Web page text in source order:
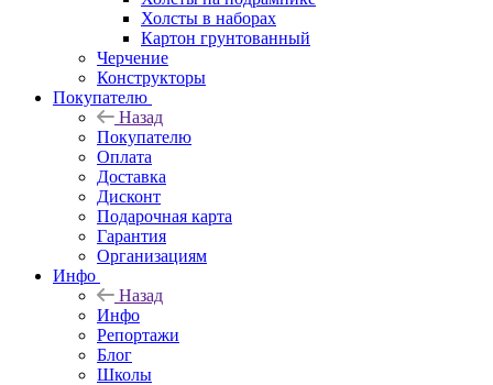
Холсты в наборах
Картон грунтованный
Черчение
Конструкторы
Покупателю
Назад
Покупателю
Оплата
Доставка
Дисконт
Подарочная карта
Гарантия
Организациям
Инфо
Назад
Инфо
Репортажи
Блог
Школы